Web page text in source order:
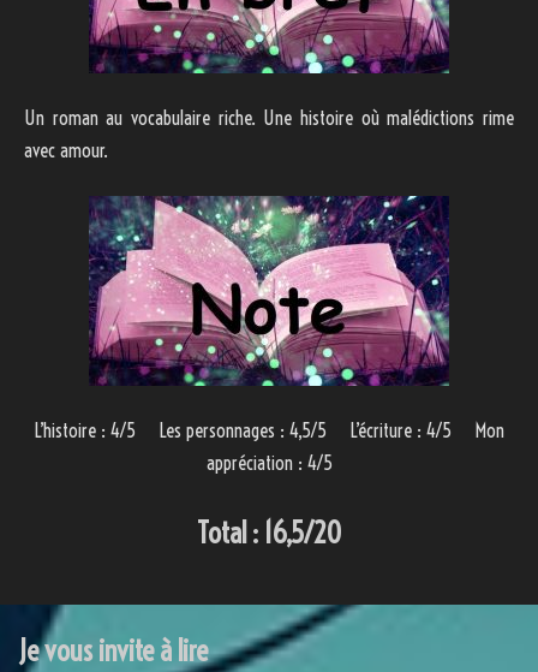
Un roman au vocabulaire riche. Une histoire où malédictions rime
avec amour.
L’histoire : 4/5 Les personnages : 4,5/5 L’écriture : 4/5 Mon
appréciation : 4/5
Total : 16,5/20
Je vous invite à lire